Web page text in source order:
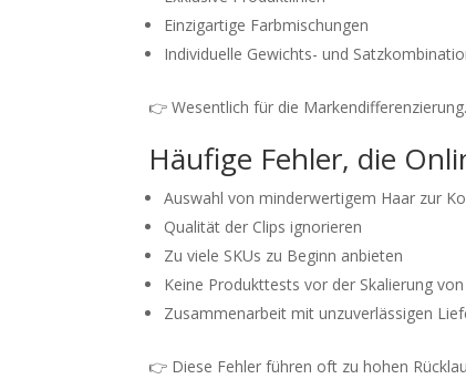
Einzigartige Farbmischungen
Individuelle Gewichts- und
👉 Wesentlich für die Markendifferenzierung.
Häufige Fehler, die
Auswahl von minderwertigem Haar zur
Qualität der Clips ignorieren
Zu viele SKUs zu Beginn anbieten
Keine Produkttests vor der Skalierung
Zusammenarbeit mit unzuverlässigen
👉 Diese Fehler führen oft zu hohen